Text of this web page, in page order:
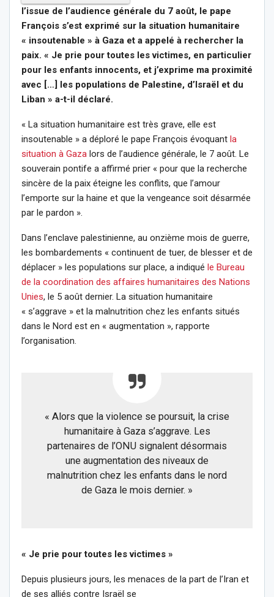
l’issue de l’audience générale du 7 août, le pape
François s’est exprimé sur la situation humanitaire
« insoutenable » à Gaza et a appelé à rechercher la
paix. « Je prie pour toutes les victimes, en particulier
pour les enfants innocents, et j’exprime ma proximité
avec […] les populations de Palestine, d’Israël et du
Liban » a-t-il déclaré.
« La situation humanitaire est très grave, elle est
insoutenable » a déploré le pape François évoquant la
situation à Gaza lors de l’audience générale, le 7 août. Le
souverain pontife a affirmé prier « pour que la recherche
sincère de la paix éteigne les conflits, que l’amour
l’emporte sur la haine et que la vengeance soit désarmée
par le pardon ».
Dans l’enclave palestinienne, au onzième mois de guerre,
les bombardements « continuent de tuer, de blesser et de
déplacer » les populations sur place, a indiqué le Bureau
de la coordination des affaires humanitaires des Nations
Unies, le 5 août dernier. La situation humanitaire
« s’aggrave » et la malnutrition chez les enfants situés
dans le Nord est en « augmentation », rapporte
l’organisation.
« Alors que la violence se poursuit, la crise
humanitaire à Gaza s’aggrave. Les
partenaires de l’ONU signalent désormais
une augmentation des niveaux de
malnutrition chez les enfants dans le nord
de Gaza le mois dernier. »
« Je prie pour toutes les victimes »
Depuis plusieurs jours, les menaces de la part de l’Iran et
de ses alliés contre Israël se